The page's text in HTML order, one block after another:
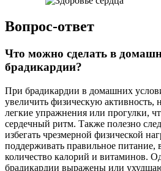
Вопрос-ответ
Что можно сделать в
брадикардии?
При брадикардии в домашних
увеличить физическую активность,
легкие упражнения или прогулки,
сердечный ритм. Также полезно
избегать чрезмерной физической
поддерживать правильное питание,
количество калорий и витаминов.
брадикардии выражены или